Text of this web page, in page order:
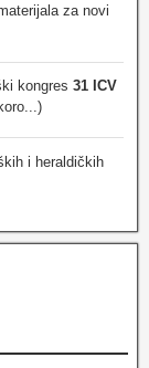
za novi
kongres 31 ICV
i heraldičkih